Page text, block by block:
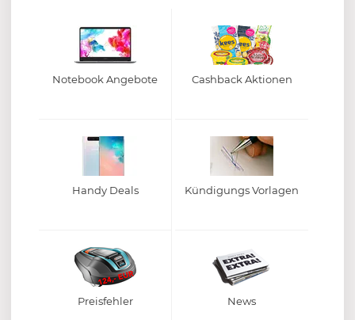
Notebook Angebote Cashback Aktionen
Handy Deals Kündigungs Vorlagen
Preisfehler News